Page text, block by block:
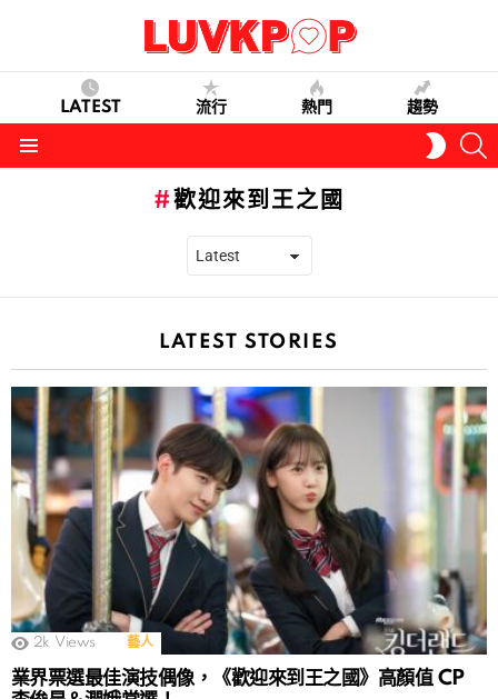
LATEST 流行 熱門 趨勢
SKIN
歡迎來到王之國
LATEST STORIES
2k Views 藝人
業界票選最佳演技偶像，《歡迎來到王之國》高顏值 CP